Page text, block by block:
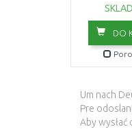
DO
Um nach
Pre
Aby